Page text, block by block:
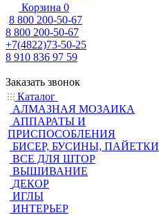
Корзина 0
8 800 200-50-67
8 800 200-50-67
+7(4822)73-50-25
8 910 836 97 59
Заказать звонок
Каталог
АЛМАЗНАЯ МОЗАИКА
АППАРАТЫ И
ПРИСПОСОБЛЕНИЯ
БИСЕР, БУСИНЫ, ПАЙЕТКИ
ВСЕ ДЛЯ ШТОР
ВЫШИВАНИЕ
ДЕКОР
ИГЛЫ
ИНТЕРЬЕР